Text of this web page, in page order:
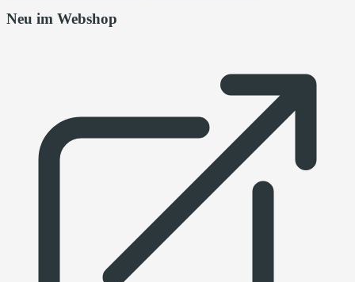
Neu im Webshop